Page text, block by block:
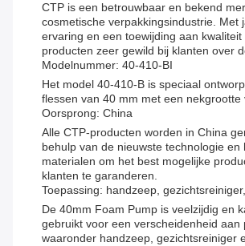
CTP is een betrouwbaar en bekend
cosmetische verpakkingsindustrie. Met
ervaring en een toewijding aan kwaliteit
producten zeer gewild bij klanten over
Modelnummer: 40-410-BI
Het model 40-410-B is speciaal
flessen van 40 mm met een nekgrootte
Oorsprong: China
Alle CTP-producten worden in China
behulp van de nieuwste technologie en
materialen om het best mogelijke
klanten te garanderen.
Toepassing: handzeep,
De 40mm Foam Pump is veelzijdig en
gebruikt voor een verscheidenheid aan
waaronder handzeep, gezichtsreiniger